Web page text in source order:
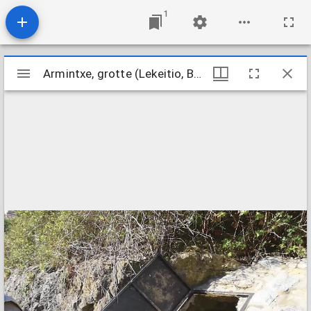
1
Visualiseur
Mirador
Armintxe, grotte (Lekeitio, Biscaye, Espagne)